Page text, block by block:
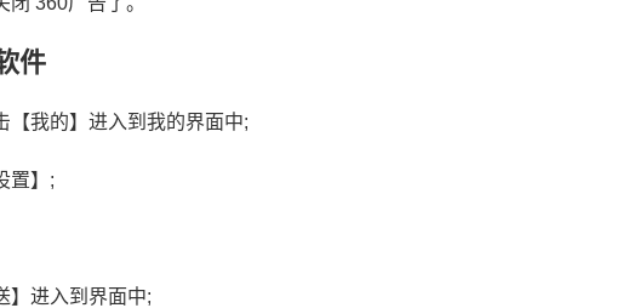
件
【我的】进入到我的界面中;
置】;
】进入到界面中;